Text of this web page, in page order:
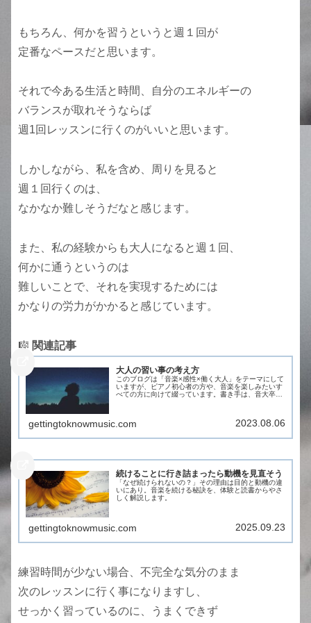
もちろん、何かを習うというと週１回が
定番なペースだと思います。
それで今ある生活と時間、自分のエネルギーの
バランスが取れそうならば
週1回レッスンに行くのがいいと思います。
しかしながら、私を含め、周りを見ると
週１回行くのは、
なかなか難しそうだなと感じます。
また、私の経験からも大人になると週１回、
何かに通うというのは
難しいことで、それを実現するためには
かなりの労力がかかると感じています。
🎼 関連記事
大人の習い事の考え方
このブログは「音楽×感性×働く大人」をテーマにして
いますが、ピアノ初心者の方や、音楽を楽しみたいす
べての方に向けて綴っています。書き手は、音大卒・
gettingtoknowmusic.com 2023.08.06
続けることに行き詰まったら動機を見直そう
「なぜ続けられないの？」その理由は目的と動機の違
いにあり。音楽を続ける秘訣を、体験と読書からやさ
しく解説します。
gettingtoknowmusic.com 2025.09.23
練習時間が少ない場合、不完全な気分のまま
次のレッスンに行く事になりますし、
せっかく習っているのに、うまくできず